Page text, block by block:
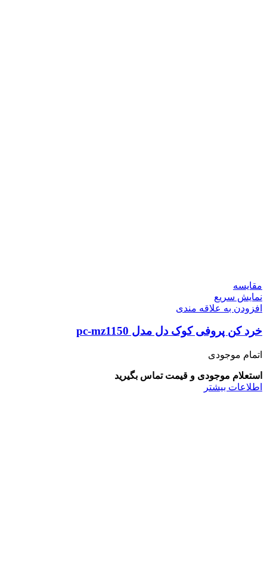
مقايسه
نمایش سریع
افزودن به علاقه مندی
خرد کن پروفی کوک دل مدل pc-mz1150
اتمام موجودی
استعلام موجودی و قیمت تماس بگیرید
اطلاعات بیشتر